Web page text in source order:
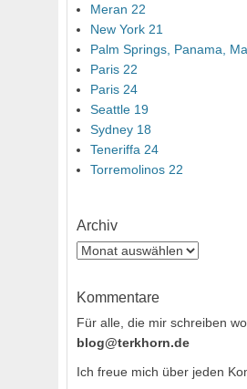
Meran 22
New York 21
Palm Springs, Panama,
Paris 22
Paris 24
Seattle 19
Sydney 18
Teneriffa 24
Torremolinos 22
Archiv
Archiv
Kommentare
Für alle, die mir schreiben
blog@terkhorn.de
Ich freue mich über jeden